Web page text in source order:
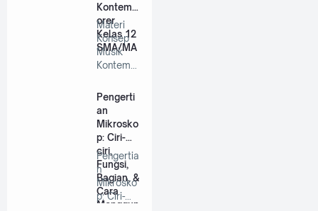
Kontemp
orer
Kelas 12
SMA/MA
Materi
Konsep
Musik
Kontemp
Kelas 12
SMA/MA
…
Pengerti
an
Mikrosko
p: Ciri-
ciri,
Fungsi,
Bagian, &
Cara
Menggun
Pengertia
n
Mikrosko
p: Ciri-